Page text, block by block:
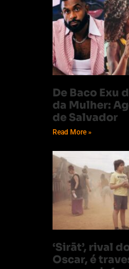
De Baco Exu
da Mulher:
de Salvador
Read More »
‘Sirāt’, rival
Oscar, é